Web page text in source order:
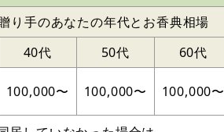
り手のあなたの年代とお香典相場
40代 50代 60代
100,000〜 100,000〜 100,000〜